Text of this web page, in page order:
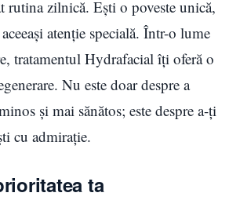
rutina zilnică. Ești o poveste unică,
atenție specială. Într-o lume
tratamentul Hydrafacial îți oferă o
Nu este doar despre a
și mai sănătos; este despre a-ți
cu admirație.
ta